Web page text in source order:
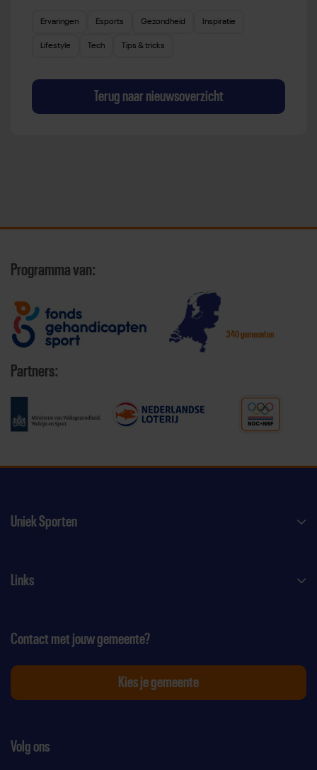
Ervaringen Esports Gezondheid Inspiratie
Lifestyle Tech Tips & tricks
Terug naar nieuwsoverzicht
Programma van:
340 gemeenten
Partners:
Uniek Sporten
Links
Volg ons
Contact met jouw gemeente?
Kies je gemeente